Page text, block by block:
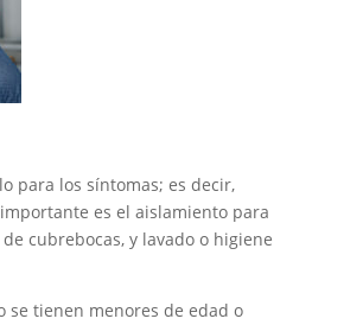
para los síntomas; es decir,
es el aislamiento para
cubrebocas, y lavado o higiene
se tienen menores de edad o